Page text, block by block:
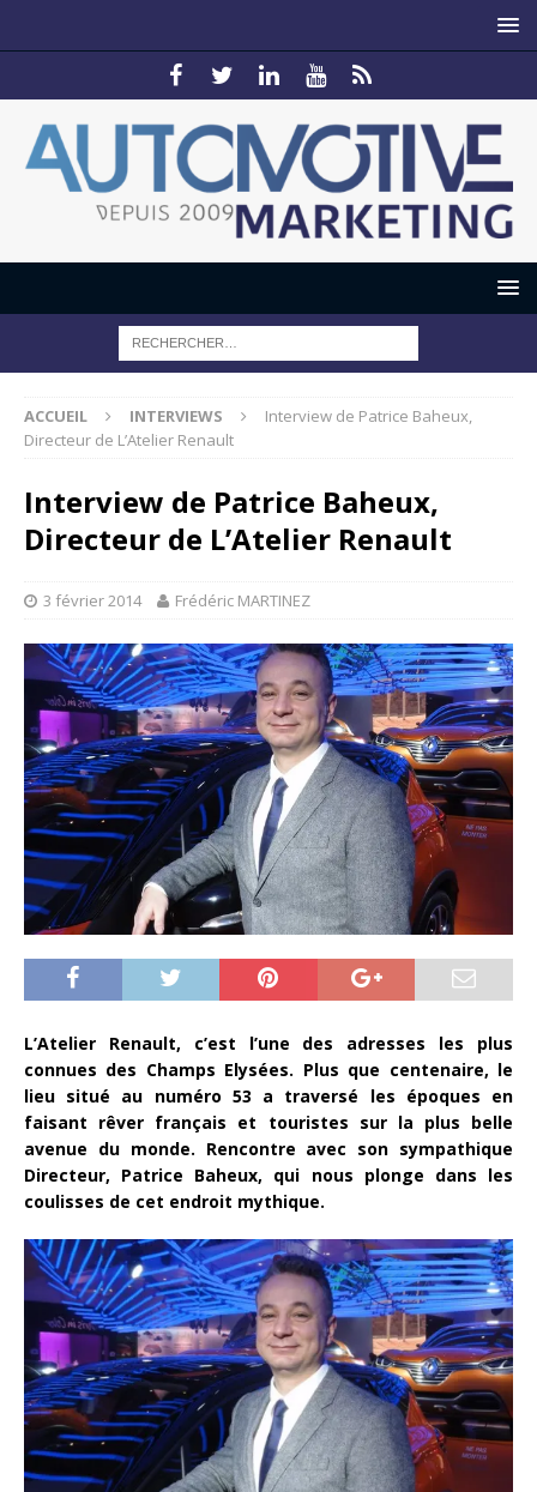
ACCUEIL INTERVIEWS
Interview de Patrice Baheux,
Directeur de L’Atelier Renault
Interview de Patrice Baheux,
Directeur de L’Atelier Renault
3 février 2014 Frédéric MARTINEZ
L’Atelier Renault, c’est l’une des adresses les plus
connues des Champs Elysées. Plus que centenaire, le
lieu situé au numéro 53 a traversé les époques en
faisant rêver français et touristes sur la plus belle
avenue du monde. Rencontre avec son sympathique
Directeur, Patrice Baheux, qui nous plonge dans les
coulisses de cet endroit mythique.